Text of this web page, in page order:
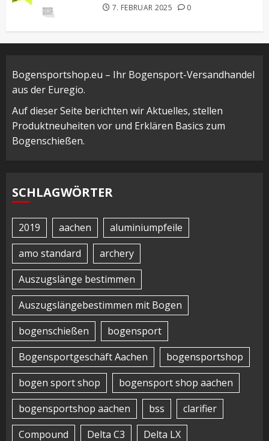
7. FEBRUAR 2025 0
Bogensportshop.eu – Ihr Bogensport-Versandhandel
aus der Euregio.
Auf dieser Seite berichten wir Aktuelles, stellen
Produktneuheiten vor und Erklären Basics zum
Bogenschießen.
SCHLAGWÖRTER
2019 aachen
aluminiumpfeile
amo standard
archery
Auszugslänge bestimmen
Auszugslängebestimmen mit Bogen
bogenschießen
bogensport
Bogensportgeschäft Aachen
bogensportshop
bogen sport shop
bogensport shop aachen
bogensportshop aachen
bss
clarifier
Compound
Delta C3
Delta LX